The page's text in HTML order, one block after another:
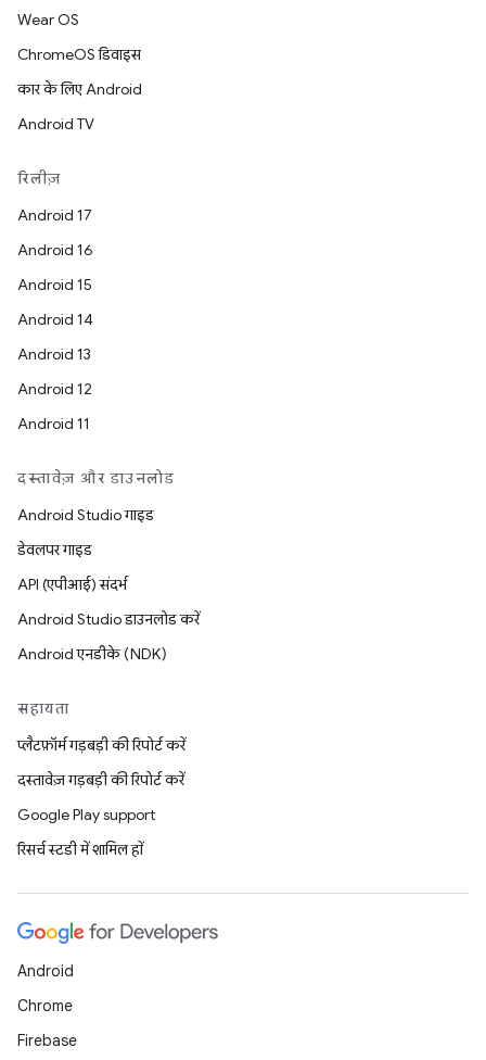
Wear OS
ChromeOS डिवाइस
कार के लिए Android
Android TV
रिलीज़
Android 17
Android 16
Android 15
Android 14
Android 13
Android 12
Android 11
दस्तावेज़ और डाउनलोड
Android Studio गाइड
डेवलपर गाइड
API (एपीआई) संदर्भ
Android Studio डाउनलोड करें
Android एनडीके (NDK)
सहायता
प्लैटफ़ॉर्म गड़बड़ी की रिपोर्ट करें
दस्तावेज़ गड़बड़ी की रिपोर्ट करें
Google Play support
रिसर्च स्टडी में शामिल हों
Android
Chrome
Firebase